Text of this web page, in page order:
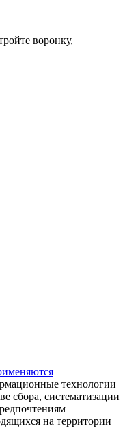
воронку,
технологии
сбора, систематизации
на территории